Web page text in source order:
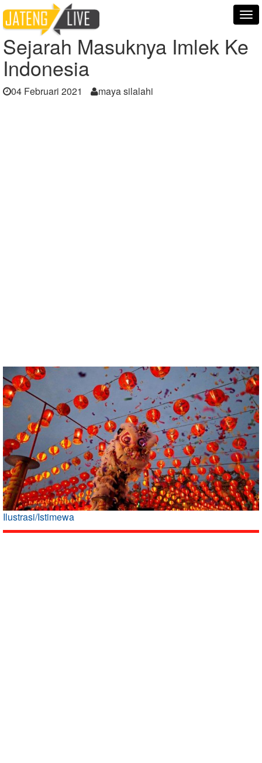
Home Berita Sejarah Masuknya Imlek Ke Indonesia
Sejarah Masuknya Imlek Ke
Indonesia
04 Februari 2021 maya silalahi
Ilustrasi/Istimewa